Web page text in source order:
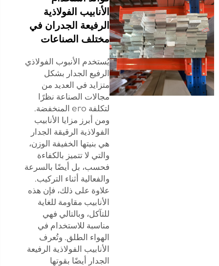
الأنابيب الفولاذية
الرفيعة الجدران في
مختلف الصناعات
يُستخدم الأنبوب الفولاذي
الرفيع الجدار بشكل
متزايد في العديد من
مجالات الصناعة نظرًا
لتكلفة его المنخفضة.
ومن أبرز مزايا الأنابيب
الفولاذية الرقيقة الجدار
هي بنيتها الخفيفة الوزن،
والتي لا تتميز بالكفاءة
فحسب، بل أيضًا بالسرعة
والفعالية أثناء التركيب.
علاوة على ذلك، فإن هذه
الأنابيب مقاومة للغاية
للتآكل، وبالتالي فهي
مناسبة للاستخدام في
الهواء الطلق. وتُعرف
الأنابيب الفولاذية الرفيعة
الجدار أيضًا بقوتها